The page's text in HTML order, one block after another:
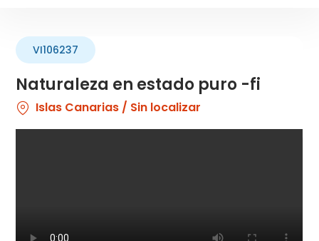
Naturaleza en estado puro -fi
VI106237
Islas Canarias / Sin localizar